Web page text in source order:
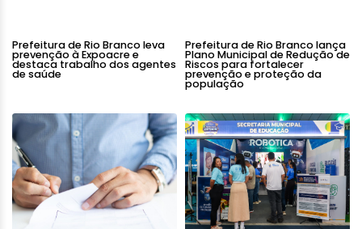
Prefeitura de Rio Branco leva
prevenção à Expoacre e
destaca trabalho dos agentes
de saúde
Prefeitura de Rio Branco lança
Plano Municipal de Redução de
Riscos para fortalecer
prevenção e proteção da
população